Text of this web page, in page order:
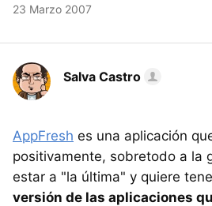
23 Marzo 2007
Salva Castro
AppFresh es una aplicación
positivamente, sobretodo a la
estar a "la última" y quiere
versión de las aplicaciones